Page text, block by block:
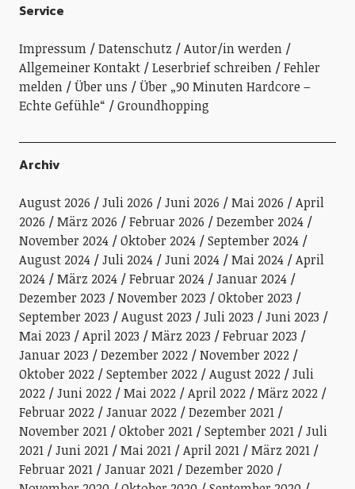
Service
Impressum Datenschutz
Autor/in werden
Allgemeiner Kontakt
Leserbrief schreiben
Fehler
melden
Über uns
Über „90 Minuten Hardcore –
Echte Gefühle“
Groundhopping
Archiv
August 2026 Juli 2026 Juni 2026 Mai 2026
April
2026
März 2026 Februar 2026
Dezember 2024
November 2024
Oktober 2024
September 2024
August 2024
Juli 2024 Juni 2024 Mai 2024
April
2024
März 2024 Februar 2024
Januar 2024
Dezember 2023
November 2023
Oktober 2023
September 2023
August 2023 Juli 2023
Juni 2023
Mai 2023
April 2023 März 2023
Februar 2023
Januar 2023
Dezember 2022
November 2022
Oktober 2022
September 2022 August 2022
Juli
2022
Juni 2022 Mai 2022 April 2022
März 2022
Februar 2022
Januar 2022
Dezember 2021
November 2021
Oktober 2021 September 2021
Juli
2021
Juni 2021 Mai 2021 April 2021
März 2021
Februar 2021
Januar 2021
Dezember 2020